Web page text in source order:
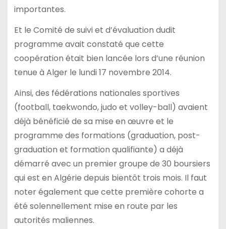
importantes.
Et le Comité de suivi et d’évaluation dudit
programme avait constaté que cette
coopération était bien lancée lors d’une réunion
tenue à Alger le lundi 17 novembre 2014.
Ainsi, des fédérations nationales sportives
(football, taekwondo, judo et volley-ball) avaient
déjà bénéficié de sa mise en œuvre et le
programme des formations (graduation, post-
graduation et formation qualifiante) a déjà
démarré avec un premier groupe de 30 boursiers
qui est en Algérie depuis bientôt trois mois. Il faut
noter également que cette première cohorte a
été solennellement mise en route par les
autorités maliennes.